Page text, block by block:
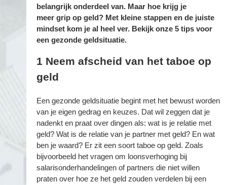
belangrijk onderdeel van. Maar hoe krijg je
meer grip op geld? Met kleine stappen en de juiste
mindset kom je al heel ver. Bekijk onze 5 tips voor
een gezonde geldsituatie.
1 Neem afscheid van het taboe op
geld
Een gezonde geldsituatie begint met het bewust worden
van je eigen gedrag en keuzes. Dat wil zeggen dat je
nadenkt en praat over dingen als: wat is je relatie met
geld? Wat is de relatie van je partner met geld? En wat
ben je waard? Er zit een soort taboe op geld. Zoals
bijvoorbeeld het vragen om loonsverhoging bij
salarisonderhandelingen of partners die niet willen
praten over hoe ze het geld zouden verdelen bij een